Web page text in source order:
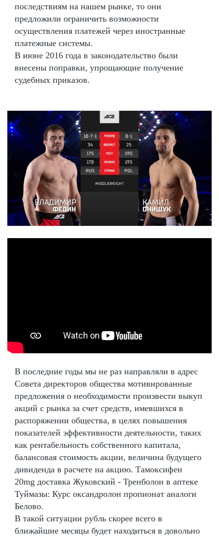
последствиям на нашем рынке, то они
предложили ограничить возможности
осуществления платежей через иностранные
платежные системы.
В июне 2016 года в законодательство были
внесены поправки, упрощающие получение
судебных приказов.
В последние годы мы не раз направляли в адрес
Совета директоров общества мотивированные
предложения о необходимости произвести выкуп
акций с рынка за счет средств, имевшихся в
распоряжении общества, в целях повышения
показателей эффективности деятельности, таких
как рентабельность собственного капитала,
балансовая стоимость акции, величина будущего
дивиденда в расчете на акцию. Тамоксифен
20mg доставка Жуковский - Тренболон в аптеке
Туймазы: Курс оксандролон пропионат аналоги
Белово.
В такой ситуации рубль скорее всего в
ближайшие месяцы будет находиться в довольно